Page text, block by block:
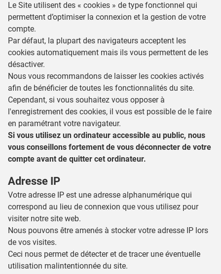
Le Site utilisent des « cookies » de type fonctionnel qui
permettent d’optimiser la connexion et la gestion de votre
compte.
Par défaut, la plupart des navigateurs acceptent les
cookies automatiquement mais ils vous permettent de les
désactiver.
Nous vous recommandons de laisser les cookies activés
afin de bénéficier de toutes les fonctionnalités du site.
Cependant, si vous souhaitez vous opposer à
l'enregistrement des cookies, il vous est possible de le faire
en paramétrant votre navigateur.
Si vous utilisez un ordinateur accessible au public, nous
vous conseillons fortement de vous déconnecter de votre
compte avant de quitter cet ordinateur.
Adresse IP
Votre adresse IP est une adresse alphanumérique qui
correspond au lieu de connexion que vous utilisez pour
visiter notre site web.
Nous pouvons être amenés à stocker votre adresse IP lors
de vos visites.
Ceci nous permet de détecter et de tracer une éventuelle
utilisation malintentionnée du site.